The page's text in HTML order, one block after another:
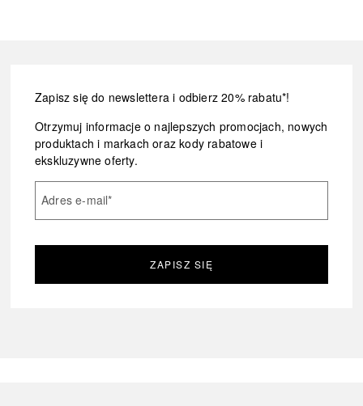
Zapisz się do newslettera i odbierz 20% rabatu*!
Otrzymuj informacje o najlepszych promocjach, nowych
produktach i markach oraz kody rabatowe i
ekskluzywne oferty.
Adres e-mail*
ZAPISZ SIĘ